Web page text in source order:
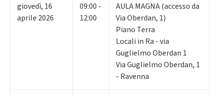
giovedì, 16
aprile 2026
09:00 -
12:00
AULA MAGNA (accesso da
Via Oberdan, 1)
Piano Terra
Locali in Ra - via
Guglielmo Oberdan 1
Via Guglielmo Oberdan, 1
- Ravenna